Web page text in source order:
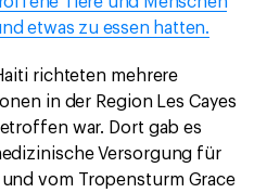
etwas zu essen hatten.
richteten mehrere
in der Region Les Cayes
war. Dort gab es
Versorgung für
vom Tropensturm Grace